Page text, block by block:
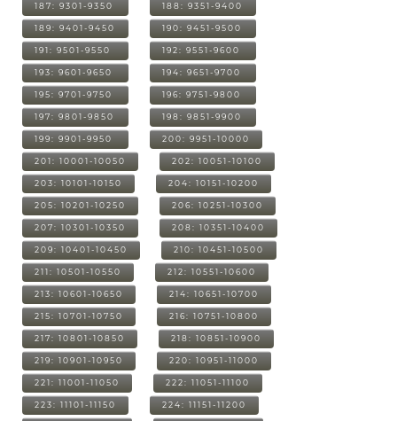
187: 9301-9350 188: 9351-9400
189: 9401-9450 190: 9451-9500
191: 9501-9550 192: 9551-9600
193: 9601-9650 194: 9651-9700
195: 9701-9750 196: 9751-9800
197: 9801-9850 198: 9851-9900
199: 9901-9950 200: 9951-10000
201: 10001-10050 202: 10051-10100
203: 10101-10150 204: 10151-10200
205: 10201-10250 206: 10251-10300
207: 10301-10350 208: 10351-10400
209: 10401-10450 210: 10451-10500
211: 10501-10550 212: 10551-10600
213: 10601-10650 214: 10651-10700
215: 10701-10750 216: 10751-10800
217: 10801-10850 218: 10851-10900
219: 10901-10950 220: 10951-11000
221: 11001-11050 222: 11051-11100
223: 11101-11150 224: 11151-11200